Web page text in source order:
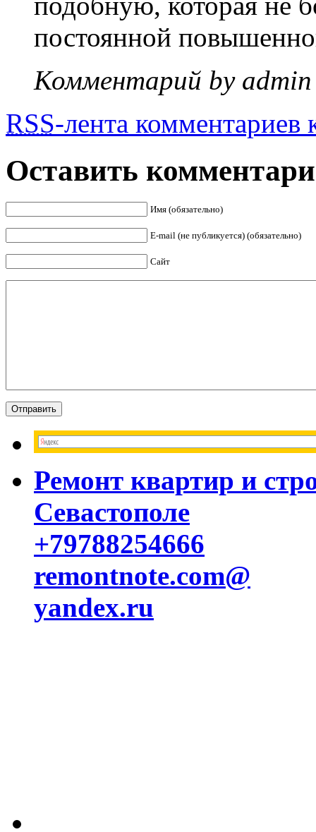
постоянной
Комментарий by
RSS-лента комментариев
Оставить
Имя (обязательно)
E-mail (не публикуется) (обязательно)
Сайт
Ремонт квартир и
Севастополе
+79788254666
remontnote.com@
yandex.ru